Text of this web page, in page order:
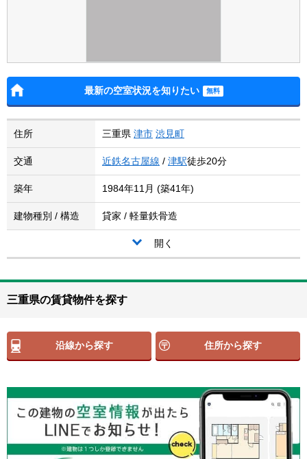
最新の空室状況を知りたい
住所 三重県 津市 渋見町
交通 近鉄名古屋線 / 津駅徒歩20分
築年 1984年11月 (築41年)
建物種別 / 構造 貸家 / 軽量鉄骨造
開く
三重県の賃貸物件を探す
沿線から探す 住所から探す